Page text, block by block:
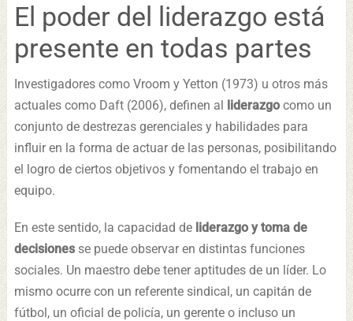
El poder del liderazgo está
presente en todas partes
Investigadores como Vroom y Yetton (1973) u otros más
actuales como Daft (2006), definen al liderazgo como un
conjunto de destrezas gerenciales y habilidades para
influir en la forma de actuar de las personas, posibilitando
el logro de ciertos objetivos y fomentando el trabajo en
equipo.
En este sentido, la capacidad de liderazgo y toma de
decisionesse puede observar en distintas funciones
sociales. Un maestro debe tener aptitudes de un líder. Lo
mismo ocurre con un referente sindical, un capitán de
fútbol, un oficial de policía, un gerente o incluso un